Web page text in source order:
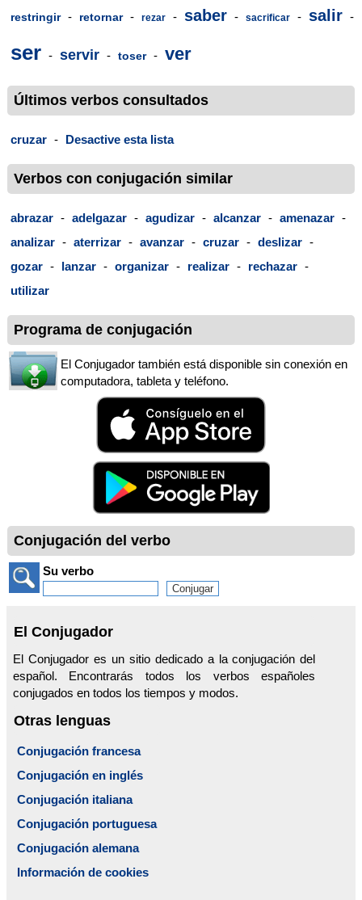
restringir - retornar - rezar - saber - sacrificar - salir -
ser - servir - toser - ver
Últimos verbos consultados
cruzar - Desactive esta lista
Verbos con conjugación similar
abrazar - adelgazar - agudizar - alcanzar - amenazar -
analizar - aterrizar - avanzar - cruzar - deslizar -
gozar - lanzar - organizar - realizar - rechazar -
utilizar
Programa de conjugación
El Conjugador también está disponible sin conexión en
computadora, tableta y teléfono.
Conjugación del verbo
Su verbo
El Conjugador
El Conjugador es un sitio dedicado a la conjugación del
español. Encontrarás todos los verbos españoles
conjugados en todos los tiempos y modos.
Otras lenguas
Conjugación francesa
Conjugación en inglés
Conjugación italiana
Conjugación portuguesa
Conjugación alemana
Información de cookies